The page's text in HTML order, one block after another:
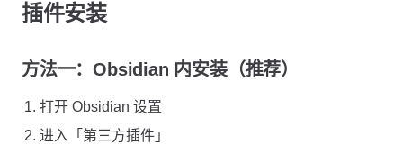
插件安装
方法一：Obsidian 内安装（推荐）
打开 Obsidian 设置
进入「第三方插件」